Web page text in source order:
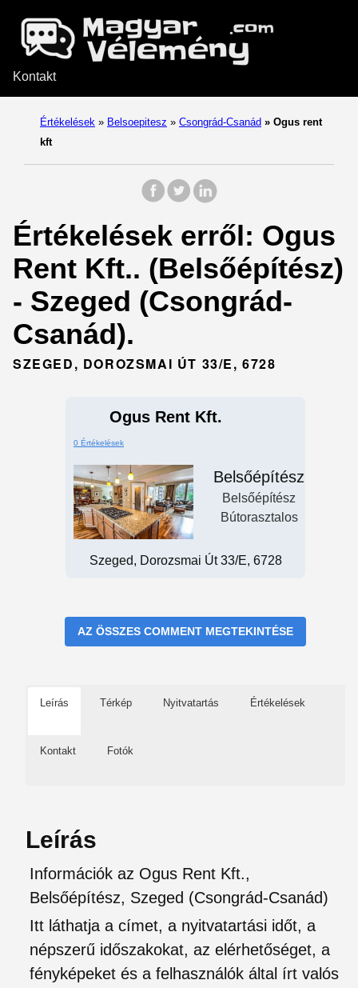
Kontakt
Értékelések » Belsoepitesz » Csongrád-Csanád » Ogus rent
kft
Értékelések erről: Ogus
Rent Kft.. (Belsőépítész)
- Szeged (Csongrád-
Csanád).
SZEGED, DOROZSMAI ÚT 33/E, 6728
Ogus Rent Kft.
0 Értékelések
Belsőépítész
Belsőépítész
Bútorasztalos
Szeged, Dorozsmai Út 33/e, 6728
AZ ÖSSZES COMMENT MEGTEKINTÉSE
Leírás Térkép Nyitvatartás Értékelések
Kontakt Fotók
Leírás
Információk az Ogus Rent Kft.,
Belsőépítész, Szeged (Csongrád-Csanád)
Itt láthatja a címet, a nyitvatartási időt, a
népszerű időszakokat, az elérhetőséget, a
fényképeket és a felhasználók által írt valós